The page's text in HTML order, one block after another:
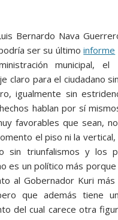
p er
Bernardo Nava
ser su últimoinforme
municipal, el
claro para el ciudadano
igualmente sin
hablan por sí
favorables que sean,
el piso ni la
sin triunfalismos y los
es un político más
al Gobernador Kuri
que además tiene
del cual carece otra